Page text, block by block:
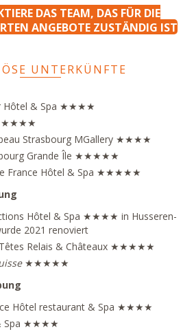
DAS TEAM, DAS FÜR DIE
ANGEBOTE ZUSTÄNDIG IST
UNTERKÜNFTE
Hôtel & Spa ★★★★
★★★★
Strasbourg MGallery ★★★★
Grande Île ★★★★★
France Hôtel & Spa ★★★★★
Hôtel & Spa ★★★★ in Husseren-
2021 renoviert
Relais & Châteaux ★★★★★
★★★★★
Hôtel restaurant & Spa ★★★★
Spa ★★★★